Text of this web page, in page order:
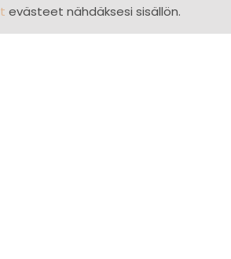
evästeet nähdäksesi sisällön.